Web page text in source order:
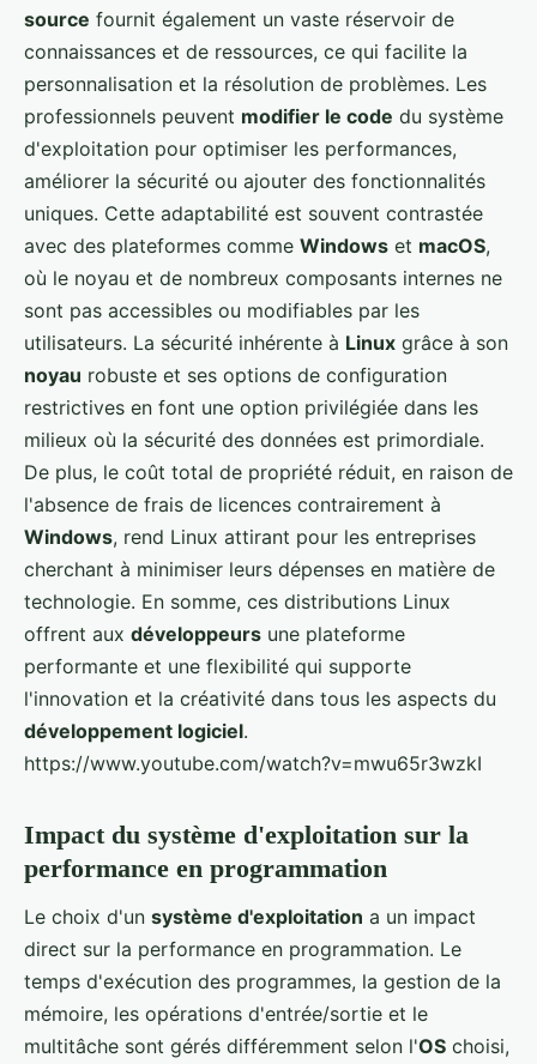
source fournit également un vaste réservoir de
connaissances et de ressources, ce qui facilite la
personnalisation et la résolution de problèmes. Les
professionnels peuvent modifier le code du système
d'exploitation pour optimiser les performances,
améliorer la sécurité ou ajouter des fonctionnalités
uniques. Cette adaptabilité est souvent contrastée
avec des plateformes comme Windows et macOS,
où le noyau et de nombreux composants internes ne
sont pas accessibles ou modifiables par les
utilisateurs. La sécurité inhérente à Linux grâce à son
noyau robuste et ses options de configuration
restrictives en font une option privilégiée dans les
milieux où la sécurité des données est primordiale.
De plus, le coût total de propriété réduit, en raison de
l'absence de frais de licences contrairement à
Windows, rend Linux attirant pour les entreprises
cherchant à minimiser leurs dépenses en matière de
technologie. En somme, ces distributions Linux
offrent aux développeurs une plateforme
performante et une flexibilité qui supporte
l'innovation et la créativité dans tous les aspects du
développement logiciel.
https://www.youtube.com/watch?v=mwu65r3wzkI
Impact du système d'exploitation sur la
performance en programmation
Le choix d'un système d'exploitation a un impact
direct sur la performance en programmation. Le
temps d'exécution des programmes, la gestion de la
mémoire, les opérations d'entrée/sortie et le
multitâche sont gérés différemment selon l'OS choisi,